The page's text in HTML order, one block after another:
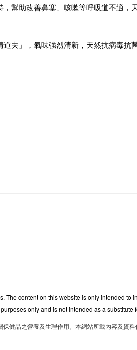
，幫助改善鼻塞、咳嗽等呼吸道不適，
道夫」，氣味強烈清新，天然抗病毒
The content on this website is only intended
only and is not intended as a substitute
健品之營養及生理作用。本網站所載內容及資